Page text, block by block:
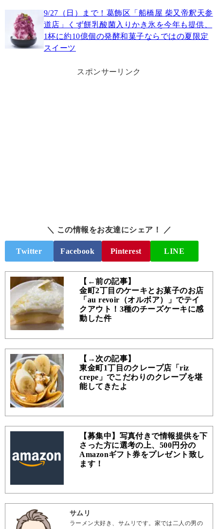
9/27（日）まで！葛飾区「船橋屋 柴又帝釈天参
道店」くず餅乳酸菌入りかき氷を今年も提供、
1杯に約10億個の発酵和菓子ならではの夏限定
スイーツ
スポンサーリンク
＼ この情報をお友達にシェア！ ／
Twitter Facebook Pinterest LINE
【←前の記事】
金町2丁目のケーキとお菓子のお店
「au revoir（オルボア）」でテイ
クアウト！3種のチーズケーキに感
動した件
【→次の記事】
東金町1丁目のクレープ店「riz
crepe」でこだわりのクレープを堪
能してきたよ
【募集中】写真付きで情報提供を下
さった方に選考の上、500円分の
Amazonギフト券をプレゼント致し
ます！
サムリ
ラーメン大好き、サムリです。家では二人の男の